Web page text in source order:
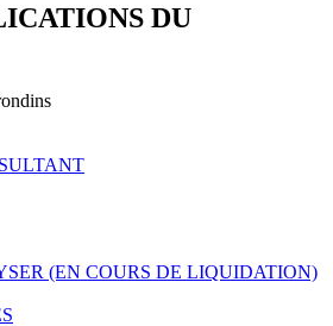
DU
(EN COURS DE LIQUIDATION)